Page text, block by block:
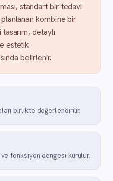
standart bir tedavi
kombine bir
tasarım, detaylı
estetik
belirlenir.
birlikte değerlendirilir.
fonksiyon dengesi kurulur.